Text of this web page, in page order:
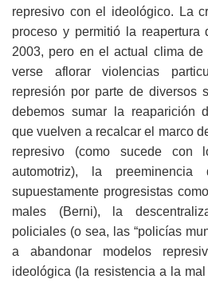
represivo con el ideológico. La
proceso y permitió la
2003, pero en el actual clima de
verse aflorar violencias
represión por parte de diversos
debemos sumar la reaparición
que vuelven a recalcar el marco
represivo (como sucede con
automotriz), la preeminencia
supuestamente progresistas
males (Berni), la
policiales (o sea, las “policías
a abandonar modelos
ideológica (la resistencia a la